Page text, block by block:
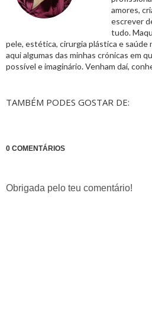
amores,
escrever
tudo.
pele, estética, cirurgia plástica e saúde
aqui algumas das minhas crónicas em
possível e imaginário. Venham daí,
TAMBÉM PODES GOSTAR DE:
0 COMENTÁRIOS
Obrigada pelo teu comentário!